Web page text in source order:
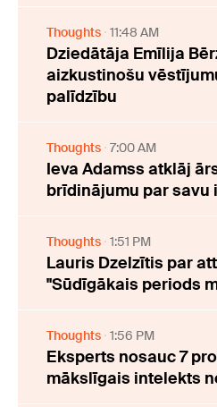
Thoughts 11:48 AM
Dziedātāja Emīlija
aizkustinošu
palīdzību
Thoughts 7:00 AM
Ieva Adamss atklāj
brīdinājumu par savu
Thoughts 1:51 PM
Lauris Dzelzītis par
"Sūdīgākais periods
Thoughts 1:56 PM
Eksperts nosauc 7
mākslīgais intelekts